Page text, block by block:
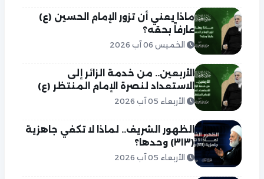
ماذا يعني أن تزور الإمام الحسين (ع)
عارفاً بحقه؟
الخميس 06 آب 2026
الأربعين.. من خدمة الزائر إلى
الاستعداد لنصرة الإمام المنتظر (ع)
الأربعاء 05 آب 2026
الظهور الشريف.. لماذا لا تكفي جاهزية
(٣١٣) وحدها؟
الأربعاء 05 آب 2026